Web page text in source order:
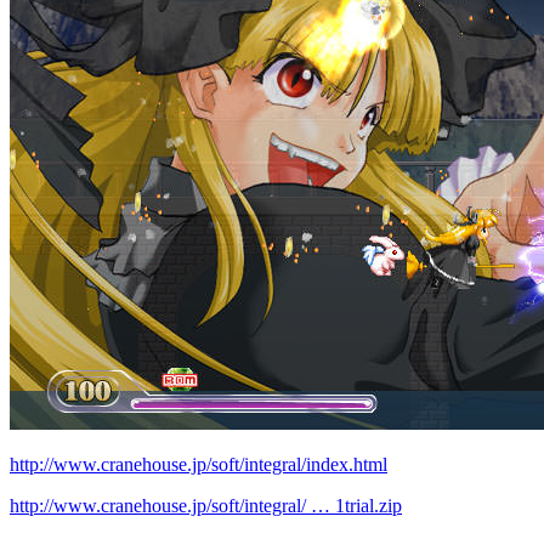
http://www.cranehouse.jp/soft/integral/index.html
http://www.cranehouse.jp/soft/integral/ … 1trial.zip